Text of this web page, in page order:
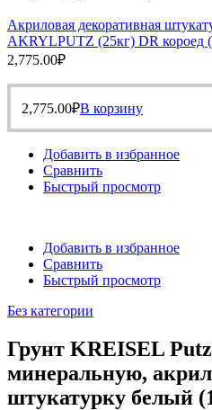
Акриловая декоративная
AKRYLPUTZ (25кг) DR короед
2,775.00₽
2,775.00₽В корзину
Добавить в избранное
Сравнить
Быстрый просмотр
Добавить в избранное
Сравнить
Быстрый просмотр
Без категории
Грунт KREISEL
минеральную,
штукатурку белый